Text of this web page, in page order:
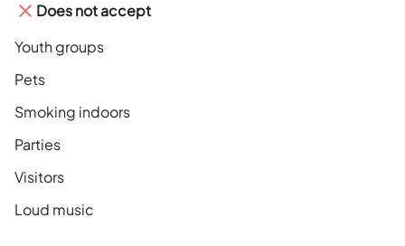
Does not accept
Youth groups
Pets
Smoking indoors
Parties
Visitors
Loud music